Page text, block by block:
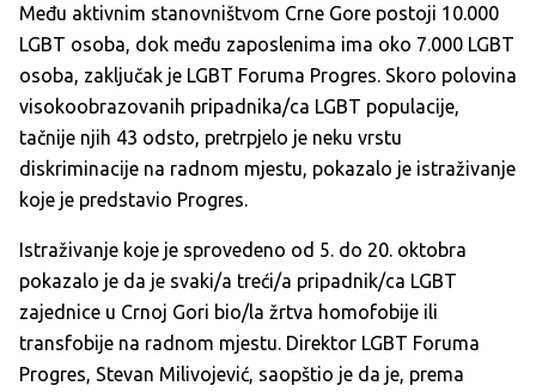
Među aktivnim stanovništvom Crne Gore postoji 10.000
LGBT osoba, dok među zaposlenima ima oko 7.000 LGBT
osoba, zaključak je LGBT Foruma Progres. Skoro polovina
visokoobrazovanih pripadnika/ca LGBT populacije,
tačnije njih 43 odsto, pretrpjelo je neku vrstu
diskriminacije na radnom mjestu, pokazalo je istraživanje
koje je predstavio Progres.
Istraživanje koje je sprovedeno od 5. do 20. oktobra
pokazalo je da je svaki/a treći/a pripadnik/ca LGBT
zajednice u Crnoj Gori bio/la žrtva homofobije ili
transfobije na radnom mjestu. Direktor LGBT Foruma
Progres, Stevan Milivojević, saopštio je da je, prema